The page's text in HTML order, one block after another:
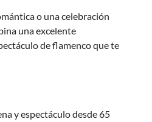
o una celebración
una excelente
de flamenco que te
y espectáculo desde 65